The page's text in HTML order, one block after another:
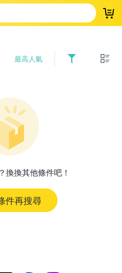
登
最高人氣
換換其他條件吧！
件再搜尋